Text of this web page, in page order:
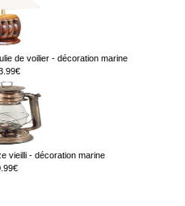
de voilier - décoration marine
vieilli - décoration marine